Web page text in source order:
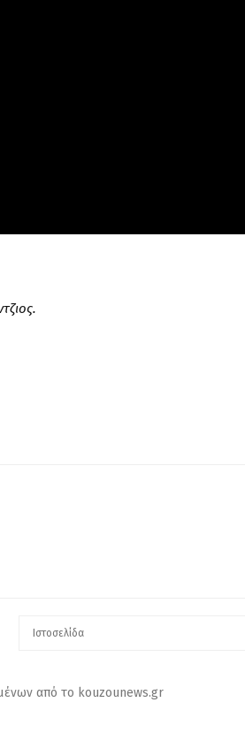
από το kouzounews.gr